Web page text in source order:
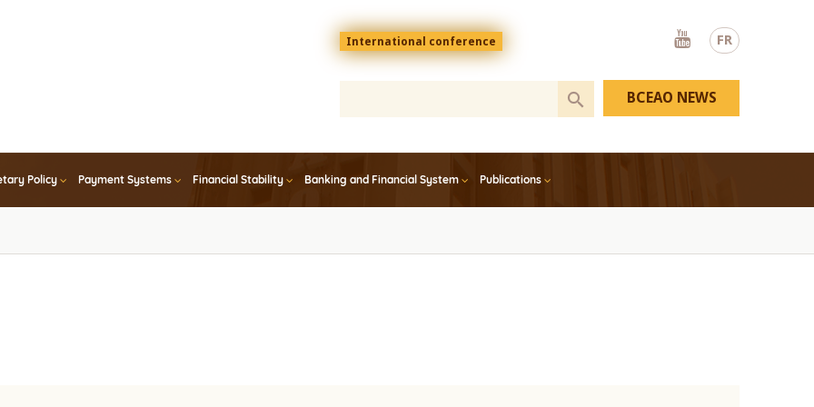
FR
Menu
top
En
International conference
Youtube
Policy Payment Systems Financial Stability Banking and Financial System Publications
BCEAO NEWS